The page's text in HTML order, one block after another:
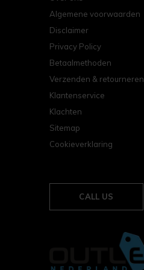
Algemene voorwaarden
Disclaimer
Privacy Policy
Betaalmethoden
Verzenden & retourneren
Klantenservice
Klachten
Sitemap
Cookieverklaring
CALL US